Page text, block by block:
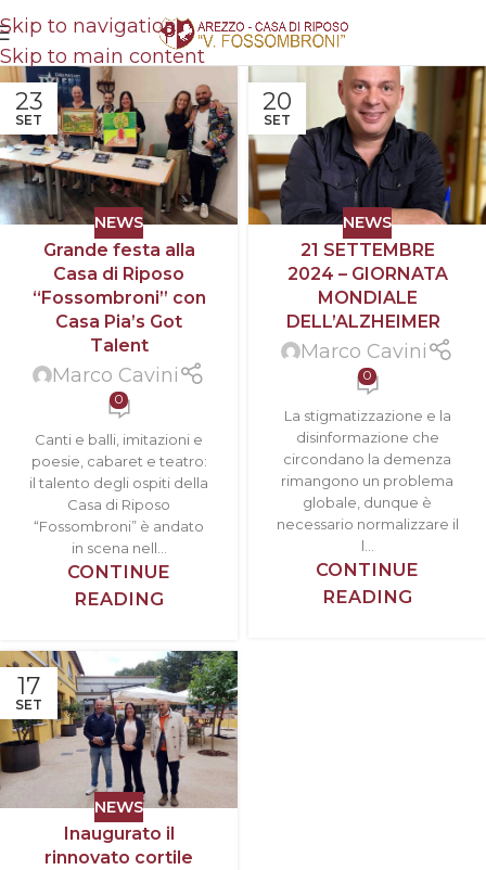
Skip to navigation
Skip to main content
23
SET
NEWS
Grande festa alla
Casa di Riposo
“Fossombroni” con
Casa Pia’s Got
Talent
Marco Cavini
0
Canti e balli, imitazioni e
poesie, cabaret e teatro:
il talento degli ospiti della
Casa di Riposo
“Fossombroni” è andato
in scena nell...
CONTINUE
READING
20
SET
NEWS
21 SETTEMBRE
2024 – GIORNATA
MONDIALE
DELL’ALZHEIMER
Marco Cavini
0
La stigmatizzazione e la
disinformazione che
circondano la demenza
rimangono un problema
globale, dunque è
necessario normalizzare il
l...
CONTINUE
READING
17
SET
NEWS
Inaugurato il
rinnovato cortile